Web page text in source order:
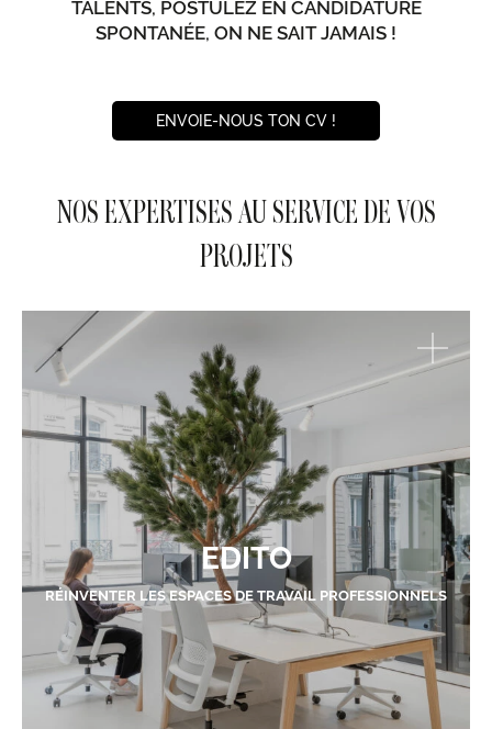
TALENTS, POSTULEZ EN CANDIDATURE
SPONTANÉE, ON NE SAIT JAMAIS !
ENVOIE-NOUS TON CV !
NOS EXPERTISES AU SERVICE DE VOS
PROJETS
EDITO
RÉINVENTER LES ESPACES DE TRAVAIL PROFESSIONNELS